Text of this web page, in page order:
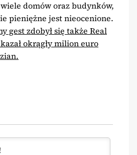
domów oraz budynków,
pieniężne jest nieocenione.
gest zdobył się także Real
okrągły milion euro